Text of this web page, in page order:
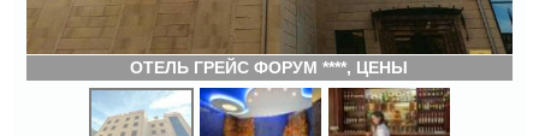
ОТЕЛЬ ГРЕЙС ФОРУМ ****, ЦЕНЫ